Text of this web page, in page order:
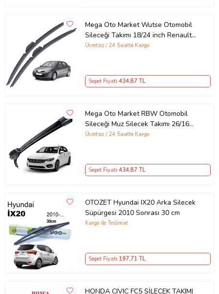
Mega Oto Market Wutse Otomobil
Sileceği Takımı 18/24 inch Renault
Megane 2 - Symbol ile uyumlu
Ücretsiz / 24 Saatte Kargo
Sepet Fiyatı 434,87 TL
Mega Oto Market RBW Otomobil
Sileceği Muz Silecek Takımı 26/16
inch 65/40 cm Citroen Berlingo - Fiat
Ücretsiz / 24 Saatte Kargo
Sepet Fiyatı 434,87 TL
OTOZET Hyundai IX20 Arka Silecek
Süpürgesi 2010 Sonrası 30 cm
Kargo ile Teslimat
Sepet Fiyatı 197,71 TL
HONDA CIVIC FC5 SİLECEK TAKIMI